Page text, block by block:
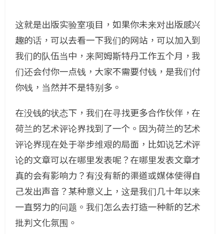
这就是出版实验室项目，如果你未来对出版感兴
趣的话，可以去看一下我们的网站，可以加入到
我们的队伍当中，来阿姆斯特丹工作五个月，我
们还会付你一点钱，大家不需要付钱，是我们付
你钱，当然并不是特别多。
在没钱的状态下，我们在寻找更多合作伙伴，在
荷兰的艺术评论界找到了一个。因为荷兰的艺术
评论界现在处于举步维艰的局面，比如说艺术评
论的文章可以在哪里发表呢？在哪里发表文章才
真的会有影响力？有没有新的渠道或媒体使得自
己发出声音？某种意义上，这是我们几十年以来
一直努力的问题。我们怎么去打造一种新的艺术
批判文化氛围。